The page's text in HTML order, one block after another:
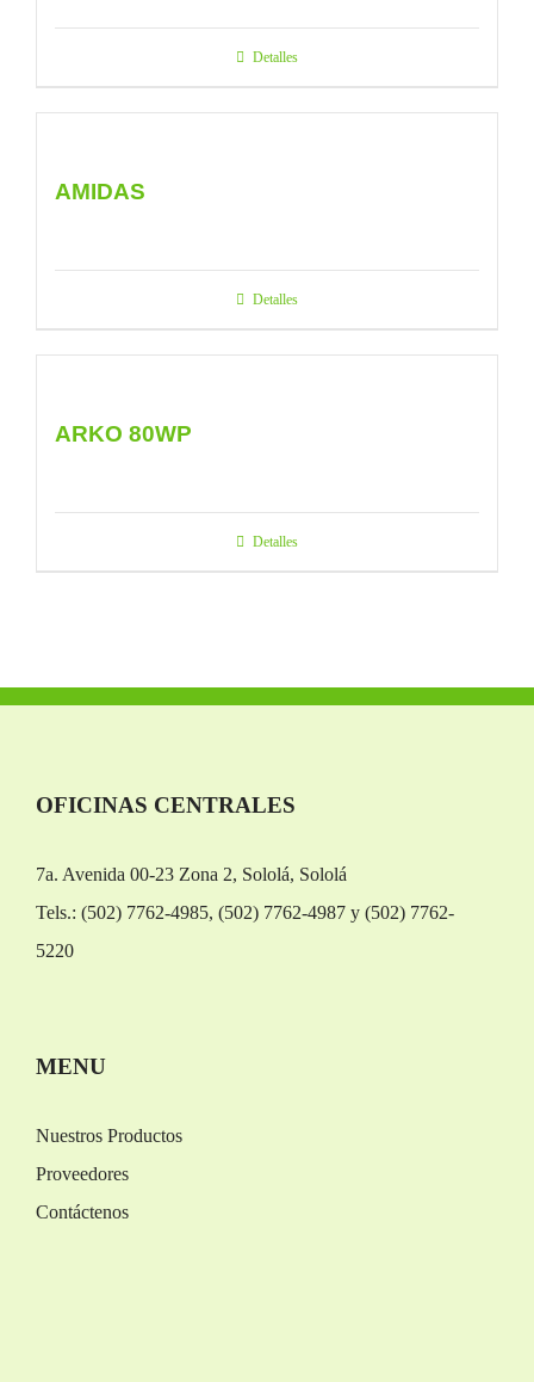
Detalles
AMIDAS
Detalles
ARKO 80WP
Detalles
OFICINAS CENTRALES
7a. Avenida 00-23 Zona 2, Sololá, Sololá
Tels.: (502) 7762-4985, (502) 7762-4987 y (502) 7762-
5220
MENU
Nuestros Productos
Proveedores
Contáctenos